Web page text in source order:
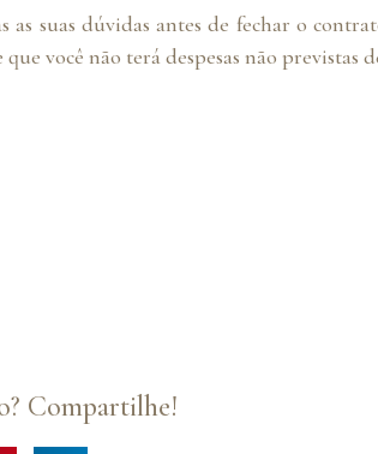
as suas dúvidas antes de fechar o
você não terá despesas não previstas
Compartilhe!